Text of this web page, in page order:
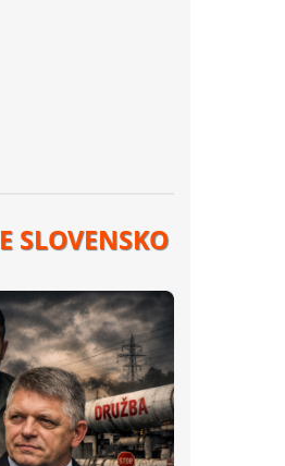
SLOVENSKO